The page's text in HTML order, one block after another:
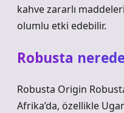
kahve zararlı
olumlu etki edebilir.
Robusta
Robusta Origin
Afrika’da, özellikle